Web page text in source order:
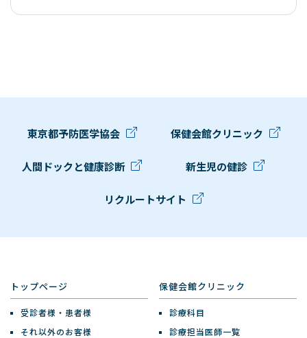
東京都予防医学協会 保健会館クリニック
人間ドックと健康診断 新生児の健診
リクルートサイト
トップページ
受診者様・患者様
それ以外のお客様
保健会館クリニック
診療科目
診療担当医師一覧